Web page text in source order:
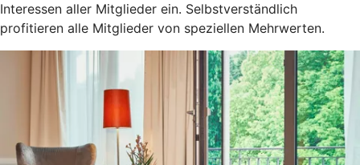
Interessen aller Mitglieder ein. Selbstverständlich
profitieren alle Mitglieder von speziellen Mehrwerten.